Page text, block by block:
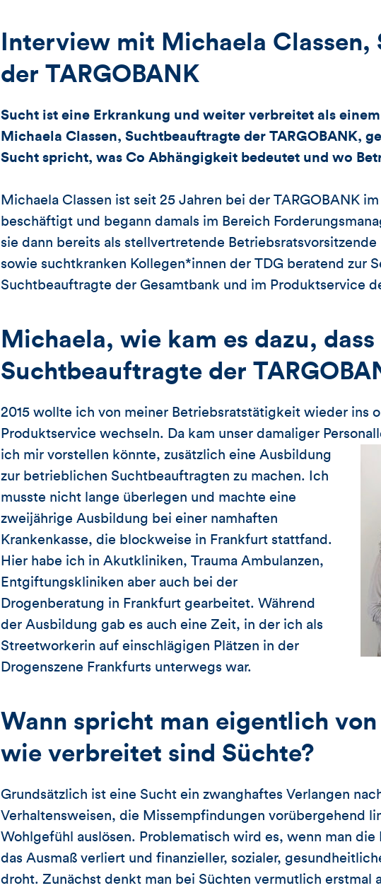
Interview mit Michaela
der TARGOBANK
Sucht ist eine Erkrankung und weiter verbreitet als
Michaela Classen, Suchtbeauftragte der TARGOBANK,
Sucht spricht, was Co Abhängigkeit bedeutet und wo
Michaela Classen ist seit 25 Jahren bei der TARGOBANK
beschäftigt und begann damals im Bereich
sie dann bereits als stellvertretende
sowie suchtkranken Kollegen*innen der TDG beratend zur
Suchtbeauftragte der Gesamtbank und im Produktservice
Michaela, wie kam es dazu, dass
Suchtbeauftragte der
2015 wollte ich von meiner Betriebsratstätigkeit wieder ins
Produktservice wechseln. Da kam unser damaliger
ich mir vorstellen könnte, zusätzlich eine Ausbildung
zur betrieblichen Suchtbeauftragten zu machen. Ich
musste nicht lange überlegen und machte eine
zweijährige Ausbildung bei einer namhaften
Krankenkasse, die blockweise in Frankfurt stattfand.
Hier habe ich in Akutkliniken, Trauma Ambulanzen,
Entgiftungskliniken aber auch bei der
Drogenberatung in Frankfurt gearbeitet. Während
der Ausbildung gab es auch eine Zeit, in der ich als
Streetworkerin auf einschlägigen Plätzen in der
Drogenszene Frankfurts unterwegs war.
Wann spricht man eigentlich
wie verbreitet sind Süchte?
Grundsätzlich ist eine Sucht ein zwanghaftes Verlangen
Verhaltensweisen, die Missempfindungen vorübergehend
Wohlgefühl auslösen. Problematisch wird es, wenn man
das Ausmaß verliert und finanzieller, sozialer,
droht. Zunächst denkt man bei Süchten vermutlich erstmal